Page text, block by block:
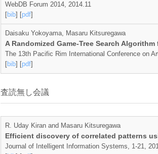
WebDB Forum 2014, 2014.11
[bib] [pdf]
Daisaku Yokoyama, Masaru Kitsuregawa
A Randomized Game-Tree Search
The 13th Pacific Rim International Conference on
[bib] [pdf]
査読無し会議
R. Uday Kiran and Masaru Kitsuregawa
Efficient discovery of correlated patterns
Journal of Intelligent Information Systems, 1-21,